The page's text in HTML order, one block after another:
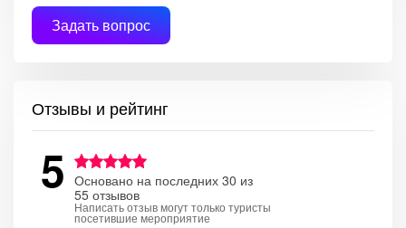
Задать вопрос
Отзывы и рейтинг
5 Основано на последних 30 из
55 отзывов
Написать отзыв могут только туристы
посетившие мероприятие